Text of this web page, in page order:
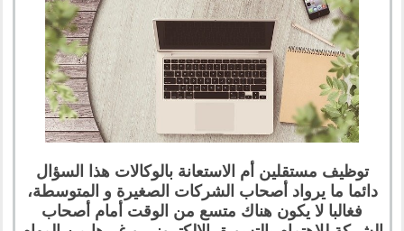
توظيف مستقلين أم الاستعانة بالوكالات هذا السؤال
دائما ما يرواد أصحاب الشركات الصغيرة و المتوسطة،
فغالبا لا يكون هناك متسع من الوقت أمام أصحاب